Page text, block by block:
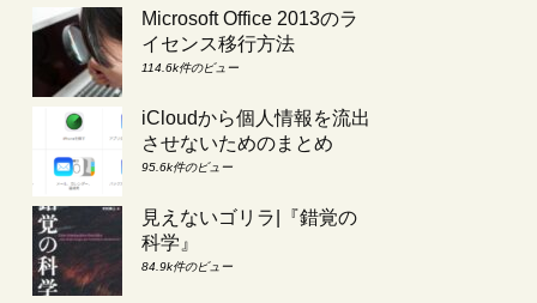
Microsoft Office 2013のラ
イセンス移行方法
114.6k件のビュー
iCloudから個人情報を流出
させないためのまとめ
95.6k件のビュー
見えないゴリラ|『錯覚の
科学』
84.9k件のビュー